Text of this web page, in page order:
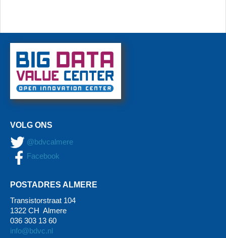
VOLG ONS
@bdvcalmere
Facebook
POSTADRES ALMERE
Transistorstraat 104
1322 CH Almere
036 303 13 60
info@bdvc.nl